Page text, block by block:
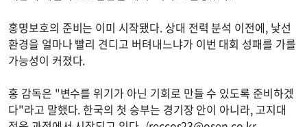
홍명보호의 준비는 이미 시작됐다. 상대 전력 분석 이전에, 낯선
환경을 얼마나 빨리 견디고 버텨내느냐가 이번 대회 성패를 가를
가능성이 커졌다.
홍 감독은 "변수를 위기가 아닌 기회로 만들 수 있도록 준비하겠
다"라고 말했다. 한국의 첫 승부는 경기장 안이 아니라, 고지대